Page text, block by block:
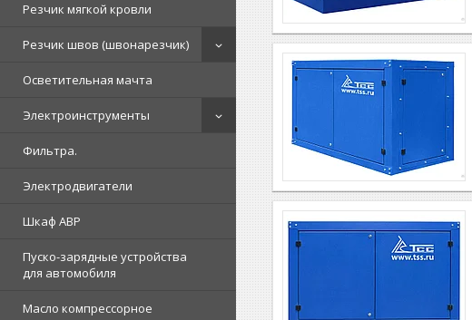
Резчик мягкой кровли
Резчик швов (швонарезчик)
Осветительная мачта
Электроинструменты
Фильтра.
Электродвигатели
Шкаф АВР
Пуско-зарядные устройства
для автомобиля
Масло компрессорное